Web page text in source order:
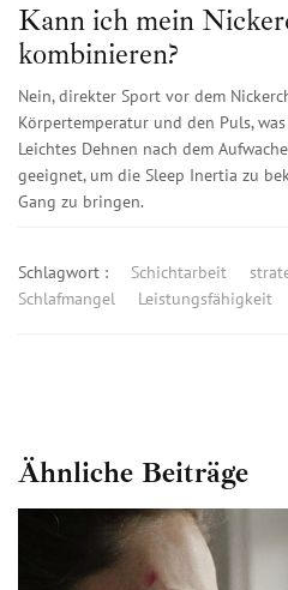
Kann ich mein
kombinieren?
Nein, direkter Sport vor dem
Körpertemperatur und den Puls,
Leichtes Dehnen nach dem
geeignet, um die Sleep Inertia zu
Gang zu bringen.
Schlagwort : Schichtarbeit
Schlafmangel
Leistungsfähigkeit
Ähnliche Beiträge